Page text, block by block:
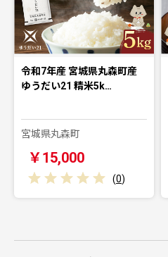
令和7年産 宮城県丸森町産
ゆうだい21 精米5k…
宮城県丸森町
￥15,000
(0)